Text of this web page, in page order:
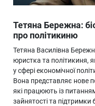
Тетяна Бережна:
про політикиню
Тетяна Василівна
юристка та політикиня,
у сфері економічної
Вона представляє нове
які працюють із
зайнятості та